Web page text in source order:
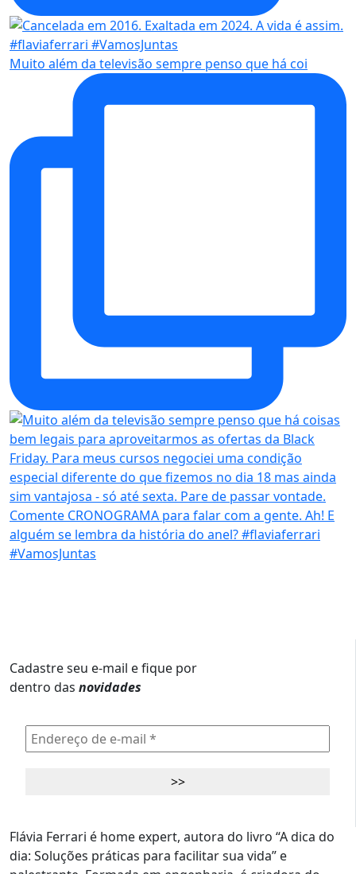
Muito além da televisão sempre penso que há coi
Cadastre seu e-mail e fique por
dentro das novidades
Flávia Ferrari é home expert, autora do livro “A dica do
dia: Soluções práticas para facilitar sua vida” e